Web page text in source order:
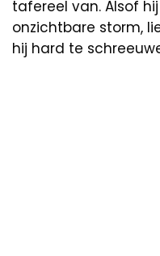
tafereel van. Alsof
onzichtbare storm,
hij hard te